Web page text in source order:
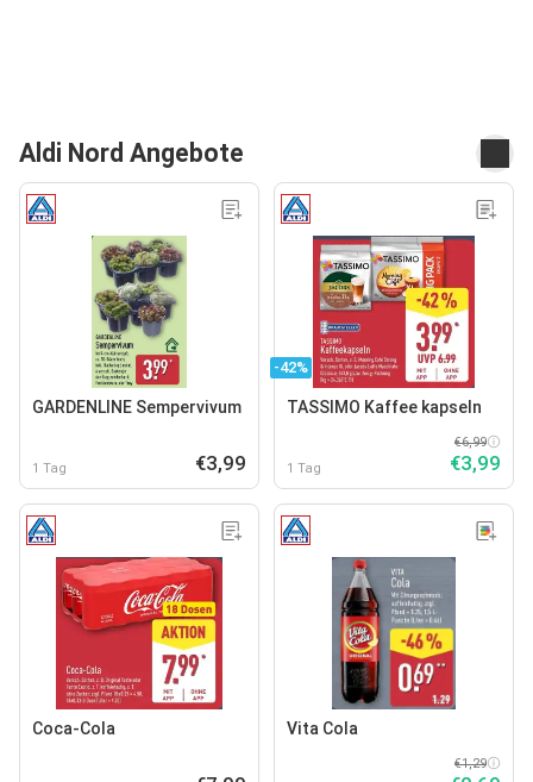
Aldi Nord Angebote
GARDENLINE Sempervivum
1 Tag €3,99
-42%
TASSIMO Kaffee kapseln
1 Tag
€6,99
€3,99
Coca-Cola Vita Cola
€1,29